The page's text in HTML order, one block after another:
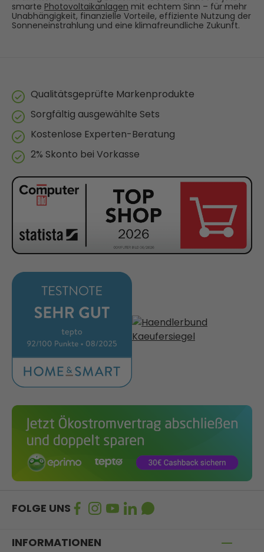
smarte Photovoltaikanlagen mit echtem Sinn – für mehr
Unabhängigkeit, finanzielle Vorteile, effiziente Nutzung der
Sonneneinstrahlung und eine klimafreundliche Zukunft.
Qualitätsgeprüfte Markenprodukte
Sorgfältig ausgewählte Sets
Kostenlose Experten-Beratung
2% Skonto bei Vorkasse
FOLGE UNS
INFORMATIONEN